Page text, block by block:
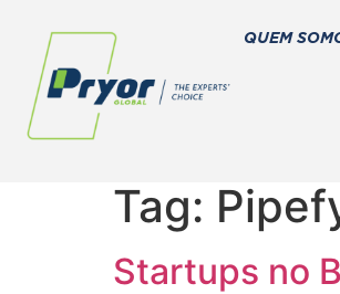
QUEM
Tag:
Startups no